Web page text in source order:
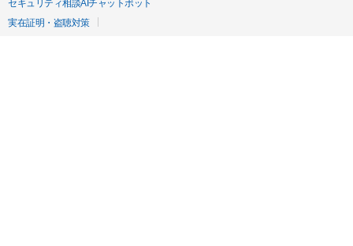
セキュリティ相談AIチャットボット
実在証明・盗聴対策